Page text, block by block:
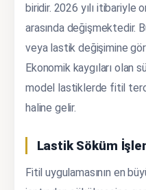
biridir. 2026 yılı itibariyle
arasında değişmektedir.
veya lastik değişimine
Ekonomik kaygıları olan
model lastiklerde fitil
haline gelir.
Lastik Söküm
Fitil uygulamasının en